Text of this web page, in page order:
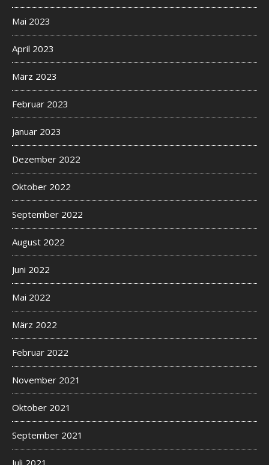
Mai 2023
April 2023
März 2023
Februar 2023
Januar 2023
Dezember 2022
Oktober 2022
September 2022
August 2022
Juni 2022
Mai 2022
März 2022
Februar 2022
November 2021
Oktober 2021
September 2021
Juli 2021